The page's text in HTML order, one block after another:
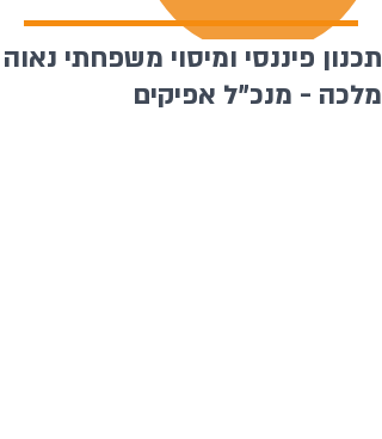
תכנון פיננסי ומיסוי משפחתי נאוה
מלכה - מנכ"ל אפיקים